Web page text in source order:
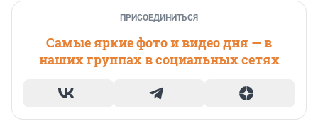
ПРИСОЕДИНИТЬСЯ
Самые яркие фото и видео дня — в
наших группах в социальных сетях